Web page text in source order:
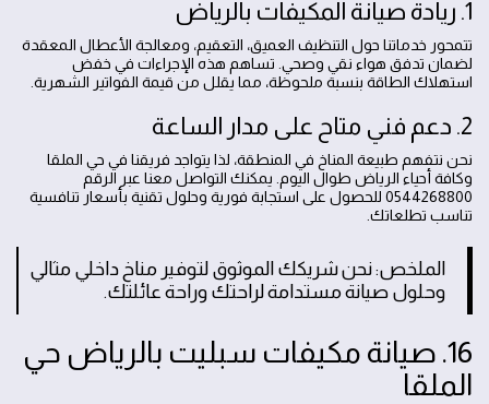
1. ريادة صيانة المكيفات بالرياض
تتمحور خدماتنا حول التنظيف العميق، التعقيم، ومعالجة الأعطال المعقدة
لضمان تدفق هواء نقي وصحي. تساهم هذه الإجراءات في خفض
استهلاك الطاقة بنسبة ملحوظة، مما يقلل من قيمة الفواتير الشهرية.
2. دعم فني متاح على مدار الساعة
نحن نتفهم طبيعة المناخ في المنطقة، لذا يتواجد فريقنا في حي الملقا
وكافة أحياء الرياض طوال اليوم. يمكنك التواصل معنا عبر الرقم
0544268800 للحصول على استجابة فورية وحلول تقنية بأسعار تنافسية
تناسب تطلعاتك.
الملخص: نحن شريكك الموثوق لتوفير مناخ داخلي مثالي
وحلول صيانة مستدامة لراحتك وراحة عائلتك.
16. صيانة مكيفات سبليت بالرياض حي
الملقا